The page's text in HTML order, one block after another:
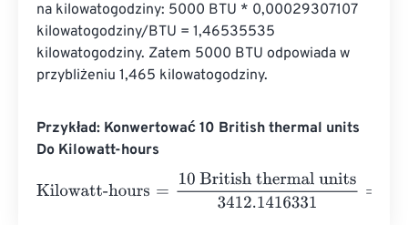
na kilowatogodziny: 5000 BTU * 0,00029307107
kilowatogodziny/BTU = 1,46535535
kilowatogodziny. Zatem 5000 BTU odpowiada w
przybliżeniu 1,465 kilowatogodziny.
Przykład: Konwertować 10 British thermal units
Do Kilowatt-hours
Kilowatt-hours
10 British thermal units3412.1416331